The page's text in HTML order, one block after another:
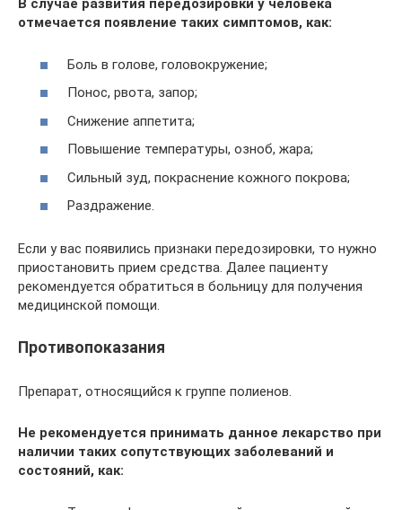
В случае развития передозировки у человека
отмечается появление таких симптомов, как:
Боль в голове, головокружение;
Понос, рвота, запор;
Снижение аппетита;
Повышение температуры, озноб, жара;
Сильный зуд, покраснение кожного покрова;
Раздражение.
Если у вас появились признаки передозировки, то нужно
приостановить прием средства. Далее пациенту
рекомендуется обратиться в больницу для получения
медицинской помощи.
Противопоказания
Препарат, относящийся к группе полиенов.
Не рекомендуется принимать данное лекарство при
наличии таких сопутствующих заболеваний и
состояний, как: